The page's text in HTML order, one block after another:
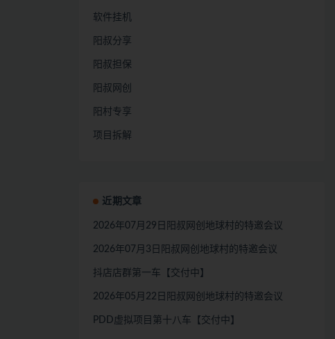
软件挂机
阳叔分享
阳叔担保
阳叔网创
阳村专享
项目拆解
近期文章
2026年07月29日阳叔网创地球村的特邀会议
2026年07月3日阳叔网创地球村的特邀会议
抖店店群第一车【交付中】
2026年05月22日阳叔网创地球村的特邀会议
PDD虚拟项目第十八车【交付中】